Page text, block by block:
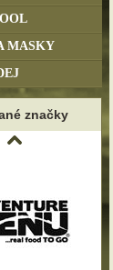
MASKY
značky